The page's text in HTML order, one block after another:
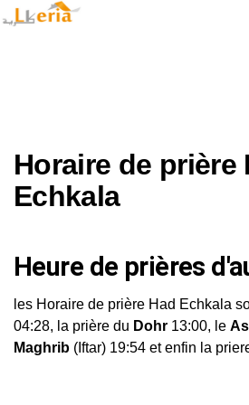
Horaire de prière
Echkala
Heure de prières
les Horaire de prière Had Echkala
04:28, la prière du Dohr 13:00, le
Maghrib (Iftar) 19:54 et enfin la